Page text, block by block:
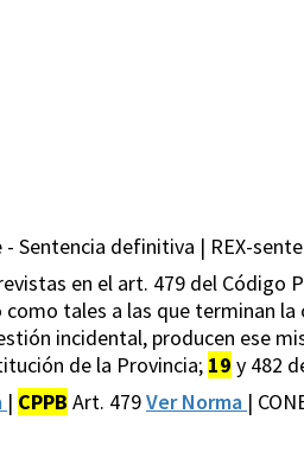
- Sentencia definitiva | REX-
en el art. 479 del Código
tales a las que terminan la
incidental, producen ese
de la Provincia; 19 y 482
| CPPB Art. 479Ver Norma |